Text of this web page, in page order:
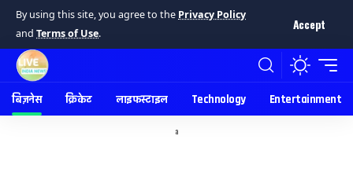
By using this site, you agree to the Privacy Policy
and Terms of Use.
Accept
बिज़नेस क्रिकेट लाइफस्टाइल Technology Entertainment
a